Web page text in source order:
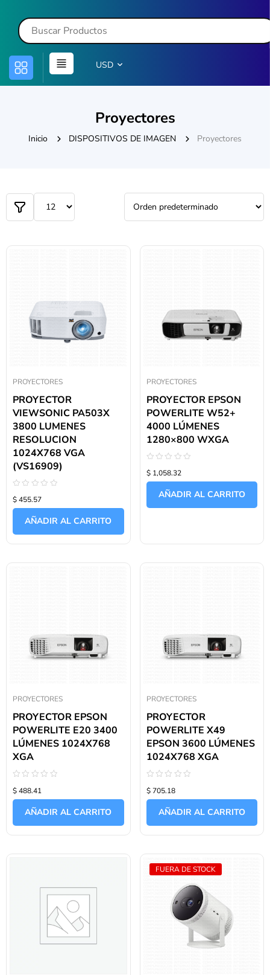
USD
Proyectores
Inicio DISPOSITIVOS DE IMAGEN Proyectores
PROYECTORES
PROYECTOR
VIEWSONIC PA503X
3800 LUMENES
RESOLUCION
1024X768 VGA
(VS16909)
con
0
$ 455.57
AÑADIR AL CARRITO
PROYECTORES
PROYECTOR EPSON
POWERLITE W52+
4000 LÚMENES
1280×800 WXGA
con
0
$ 1,058.32
AÑADIR AL CARRITO
PROYECTORES
PROYECTOR EPSON
POWERLITE E20 3400
LÚMENES 1024X768
XGA
con
0
$ 488.41
AÑADIR AL CARRITO
PROYECTORES
PROYECTOR
POWERLITE X49
EPSON 3600 LÚMENES
1024X768 XGA
con
0
$ 705.18
AÑADIR AL CARRITO
FUERA DE STOCK